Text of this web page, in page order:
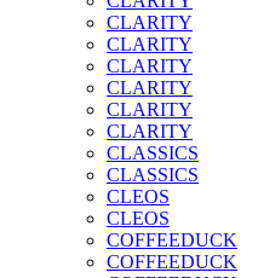
CLARITY
CLARITY
CLARITY
CLARITY
CLARITY
CLARITY
CLASSICS
CLASSICS
CLEOS
CLEOS
COFFEEDUCK
COFFEEDUCK